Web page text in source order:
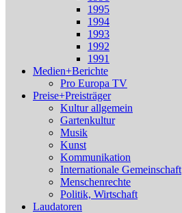
1995
1994
1993
1992
1991
Medien+Berichte
Pro Europa TV
Preise+Preisträger
Kultur allgemein
Gartenkultur
Musik
Kunst
Kommunikation
Internationale Gemeinschaft
Menschenrechte
Politik, Wirtschaft
Laudatoren